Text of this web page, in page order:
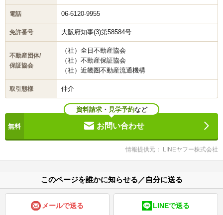
電話 06-6120-9955
免許番号 大阪府知事(3)第58584号
不動産団体/
保証協会
（社）全日不動産協会
（社）不動産保証協会
（社）近畿圏不動産流通機構
取引態様 仲介
資料請求・ 見学予約など
お問い合わせ
情報提供元： LINEヤフー株式会社
このページを誰かに知らせる／自分に送る
メールで送る LINEで送る